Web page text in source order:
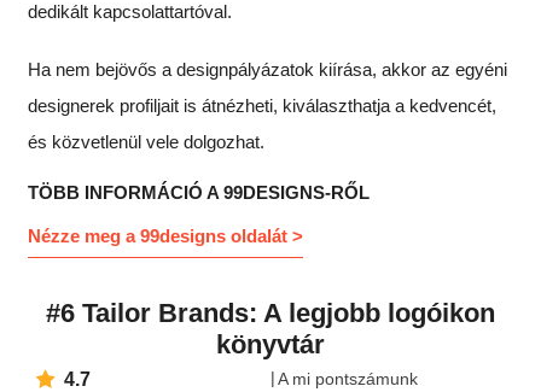
dedikált kapcsolattartóval.
Ha nem bejövős a designpályázatok kiírása, akkor az egyéni
designerek profiljait is átnézheti, kiválaszthatja a kedvencét,
és közvetlenül vele dolgozhat.
TÖBB INFORMÁCIÓ A 99DESIGNS-RŐL
Nézze meg a 99designs oldalát >
#6 Tailor Brands: A legjobb logóikon
könyvtár
4.7 A mi pontszámunk